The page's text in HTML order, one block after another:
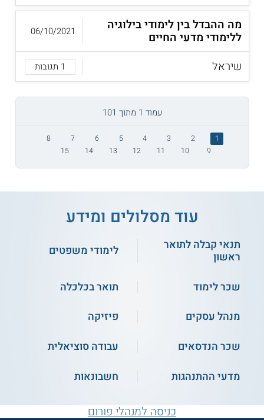
מה ההבדל בין לימודי בילוגיה
ללימודי מדעי החיים
שיראל
1 תגובות
06/10/2021
עמוד 1 מתוך 101
1
2
3
4
5
6
7
8
9
10
11
12
13
14
15
עוד מסלולים ומידע
תנאי קבלה לתואר
ראשון
לימודי משפטים
שכר לימוד
תואר בכלכלה
מנהל עסקים
פיזיקה
שכר הנדסאים
עבודה סוציאלית
מדעי ההתנהגות
חשבונאות
כניסה למנהלי פורום